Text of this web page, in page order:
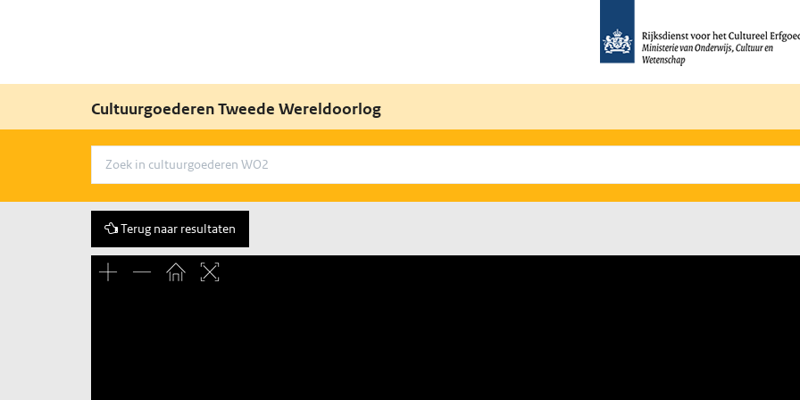
Cultuurgoederen Tweede Wereldoorlog
Terug naar resultaten